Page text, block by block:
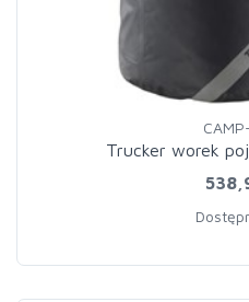
Trucker worek